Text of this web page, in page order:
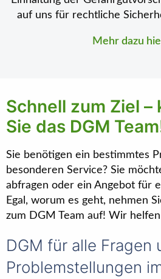
auf uns für rechtliche
Mehr dazu
Schnell zum Ziel
Sie das DGM
Sie benötigen ein bestimmtes
besonderen Service? Sie
abfragen oder ein Angebot für
Egal, worum es geht, nehmen
zum DGM Team auf! Wir
DGM für alle Fragen
Problemstellungen